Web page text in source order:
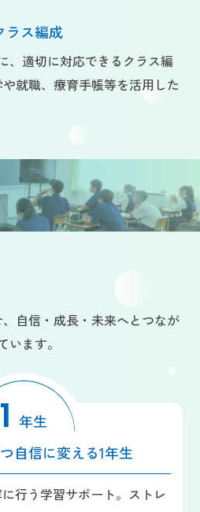
ラス編成
、適切に対応できるクラス編
就職、療育手帳等を活用した
自信・成長・未来へとつなが
います。
1 年生
自信に変える1年生
行う学習サポート。ストレ